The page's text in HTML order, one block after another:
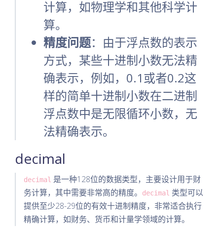
计算，如物理学和其他科学计
算。
精度问题：由于浮点数的表示
方式，某些十进制小数无法精
确表示，例如，0.1或者0.2这
样的简单十进制小数在二进制
浮点数中是无限循环小数，无
法精确表示。
decimal
decimal 是一种128位的数据类型，主要设计用于财
务计算，其中需要非常高的精度。
decimal 类型可以
提供至少28-29位的有效十进制精度，非常适合执行
精确计算，如财务、货币和计量学领域的计算。